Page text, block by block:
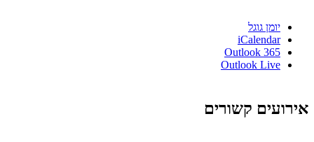
יומן גוגל
iCalendar
Outlook 365
Outlook Live
אירועים קשורים